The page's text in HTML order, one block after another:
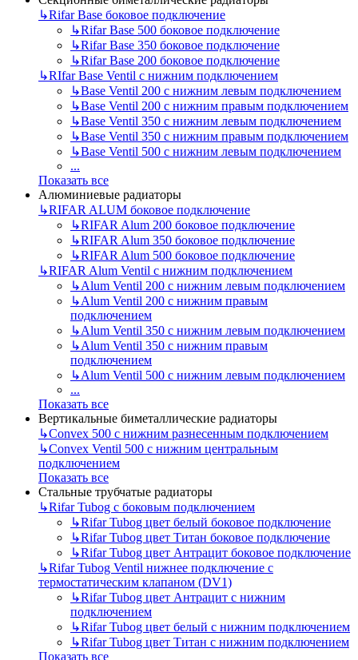
↳Rifar Base боковое подключение
↳Rifar Base 500 боковое подключение
↳Rifar Base 350 боковое подключение
↳Rifar Base 200 боковое подключение
↳RIfar Base Ventil с нижним подключением
↳Base Ventil 200 с нижним левым подключением
↳Base Ventil 200 с нижним правым подключением
↳Base Ventil 350 с нижним левым подключением
↳Base Ventil 350 с нижним правым подключением
↳Base Ventil 500 с нижним левым подключением
...
Показать все
Алюминиевые радиаторы
↳RIFAR ALUM боковое подключение
↳RIFAR Alum 200 боковое подключение
↳RIFAR Alum 350 боковое подключение
↳RIFAR Alum 500 боковое подключение
↳RIFAR Alum Ventil с нижним подключением
↳Alum Ventil 200 с нижним левым подключением
↳Alum Ventil 200 с нижним правым
подключением
↳Alum Ventil 350 с нижним левым подключением
↳Alum Ventil 350 с нижним правым
подключением
↳Alum Ventil 500 с нижним левым подключением
...
Показать все
Вертикальные биметаллические радиаторы
↳Convex 500 с нижним разнесенным подключением
↳Convex Ventil 500 с нижним центральным
подключением
Показать все
Стальные трубчатые радиаторы
↳Rifar Tubog с боковым подключением
↳Rifar Tubog цвет белый боковое подключение
↳Rifar Tubog цвет Титан боковое подключение
↳Rifar Tubog цвет Антрацит боковое подключение
↳Rifar Tubog Ventil нижнее подключение с
термостатическим клапаном (DV1)
↳Rifar Tubog цвет Антрацит с нижним
подключением
↳Rifar Tubog цвет белый с нижним подключением
↳Rifar Tubog цвет Титан с нижним подключением
Показать все